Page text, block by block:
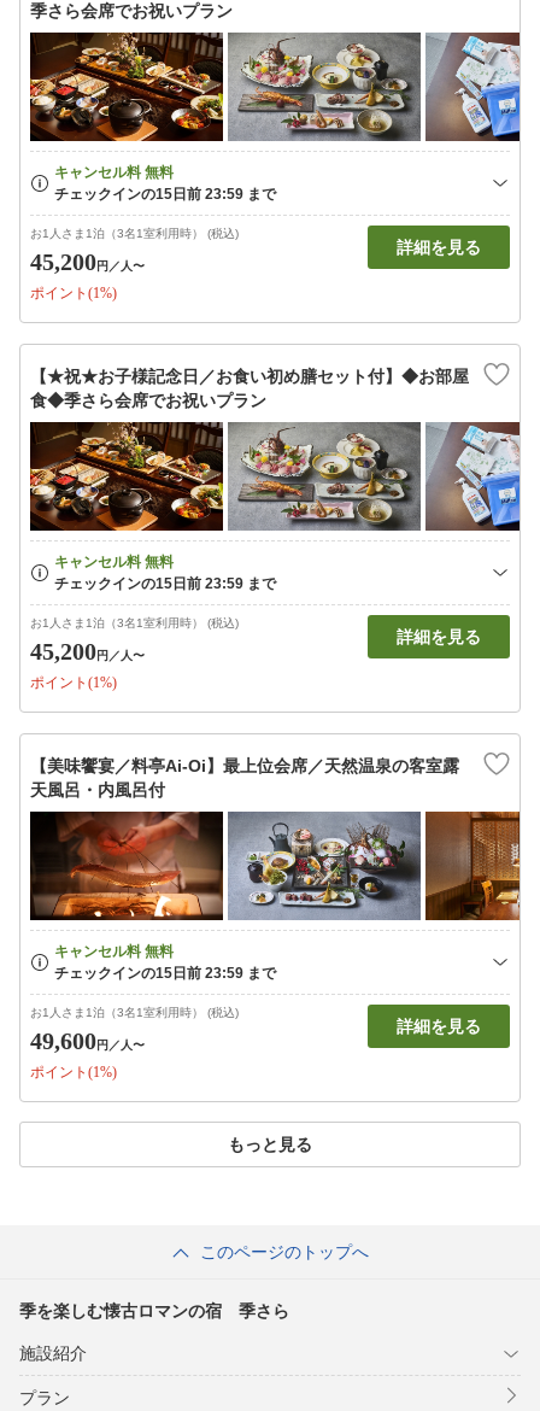
季さら会席でお祝いプラン
お1人さま1泊（3名1室利用時） (税込)
45,200円 ／人〜
ポイント(1%)
詳細を見る
【★祝★お子様記念日／お食い初め膳セット付】◆お部屋
食◆季さら会席でお祝いプラン
お1人さま1泊（3名1室利用時） (税込)
45,200円 ／人〜
ポイント(1%)
詳細を見る
【美味饗宴／料亭Ai-Oi】最上位会席／天然温泉の客室露
天風呂・内風呂付
お1人さま1泊（3名1室利用時） (税込)
49,600円 ／人〜
ポイント(1%)
詳細を見る
もっと見る
このページのトップへ
季を楽しむ懐古ロマンの宿 季さら
施設紹介
プラン